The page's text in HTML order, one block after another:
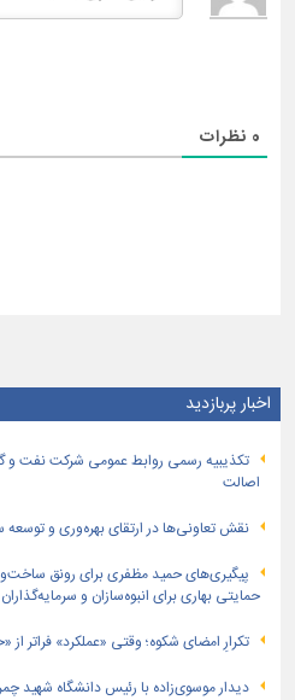
0 نظرات
اخبار پربازدید
تكذیبیه رسمی روابط عمومی شركت نفت و
اصالت
نقش تعاونی‌ها در ارتقای بهره‌وری و
پیگیری‌های حمید مظفری برای رونق
حمایتی بهاری برای انبوه‌سازان و سرمایه‌گذاران
تکرارِ امضای شکوه؛ وقتی «عملکرد» فراتر
دیدار موسوی‌زاده با رئیس دانشگاه شهید